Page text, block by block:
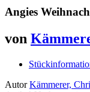
Angies
von
Autor Kämmerer,